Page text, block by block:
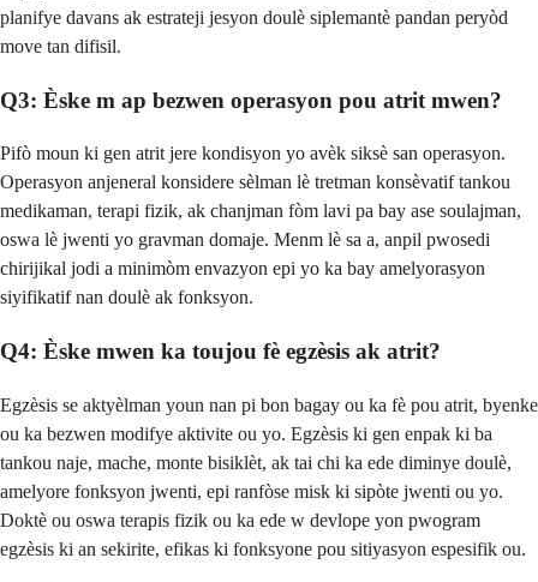
planifye davans ak estrateji jesyon doulè siplemantè pandan peryòd
move tan difisil.
Q3: Èske m ap bezwen operasyon pou atrit mwen?
Pifò moun ki gen atrit jere kondisyon yo avèk siksè san operasyon.
Operasyon anjeneral konsidere sèlman lè tretman konsèvatif tankou
medikaman, terapi fizik, ak chanjman fòm lavi pa bay ase soulajman,
oswa lè jwenti yo gravman domaje. Menm lè sa a, anpil pwosedi
chirijikal jodi a minimòm envazyon epi yo ka bay amelyorasyon
siyifikatif nan doulè ak fonksyon.
Q4: Èske mwen ka toujou fè egzèsis ak atrit?
Egzèsis se aktyèlman youn nan pi bon bagay ou ka fè pou atrit, byenke
ou ka bezwen modifye aktivite ou yo. Egzèsis ki gen enpak ki ba
tankou naje, mache, monte bisiklèt, ak tai chi ka ede diminye doulè,
amelyore fonksyon jwenti, epi ranfòse misk ki sipòte jwenti ou yo.
Doktè ou oswa terapis fizik ou ka ede w devlope yon pwogram
egzèsis ki an sekirite, efikas ki fonksyone pou sitiyasyon espesifik ou.